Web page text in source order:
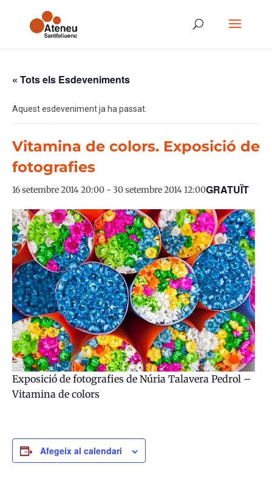
« Tots els Esdeveniments
Aquest esdeveniment ja ha passat.
Vitamina de colors. Exposició de
fotografies
16 setembre 2014 20:00 - 30 setembre 2014 12:00GRATUÏT
Exposició de fotografies de Núria Talavera Pedrol –
Vitamina de colors
Afegeix al calendari